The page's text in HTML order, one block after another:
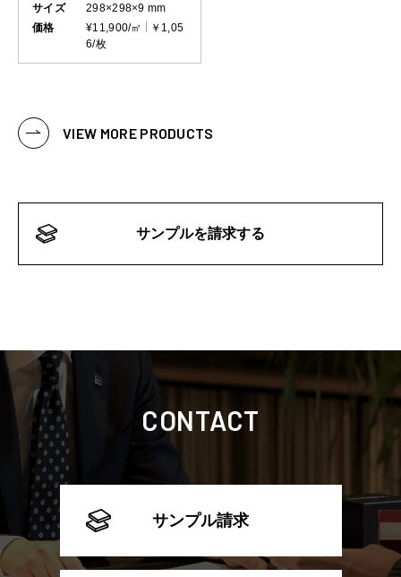
サイズ
298×298×9 mm
価格
¥11,900/㎡
￥1,05
6/枚
VIEW MORE PRODUCTS
サンプルを請求する
CONTACT
サンプル請求